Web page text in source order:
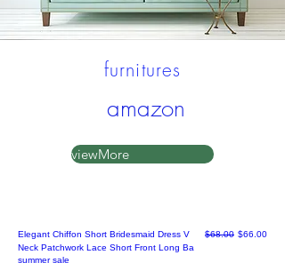
furnitures
amazon
viewMore
Elegant Chiffon Short Bridesmaid Dress V
Neck Patchwork Lace Short Front Long Ba
通常価格
$68.00 セール価格
$66.00
summer sale